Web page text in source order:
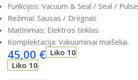
Funkcijos: Vacuum & Seal / Seal / Pulse
Režimai: Sausas / Drėgnas
Maitinimas: Elektros tinklas
Komplektacija: Vakuuminiai maišeliai.
45,00 € Liko 10
Liko 10